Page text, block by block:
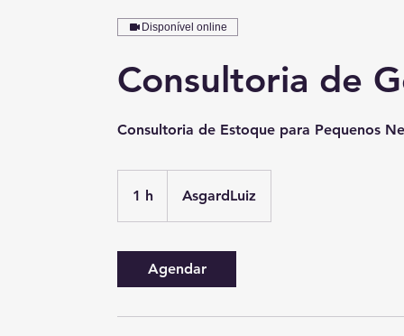
Disponível online
Consultoria de
Consultoria de Estoque para Pequenos
1 h AsgardLuiz
Agendar